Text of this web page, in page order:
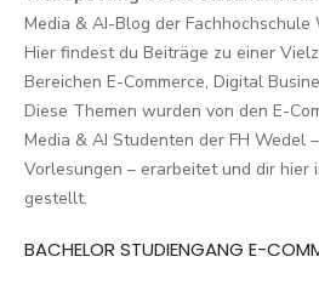
Media & AI-Blog der Fachhochschule
Hier findest du Beiträge zu einer
Bereichen E-Commerce, Digital
Diese Themen wurden von den E-
Media & AI Studenten der FH Wedel
Vorlesungen – erarbeitet und dir hier
gestellt.
BACHELOR STUDIENGANG E-